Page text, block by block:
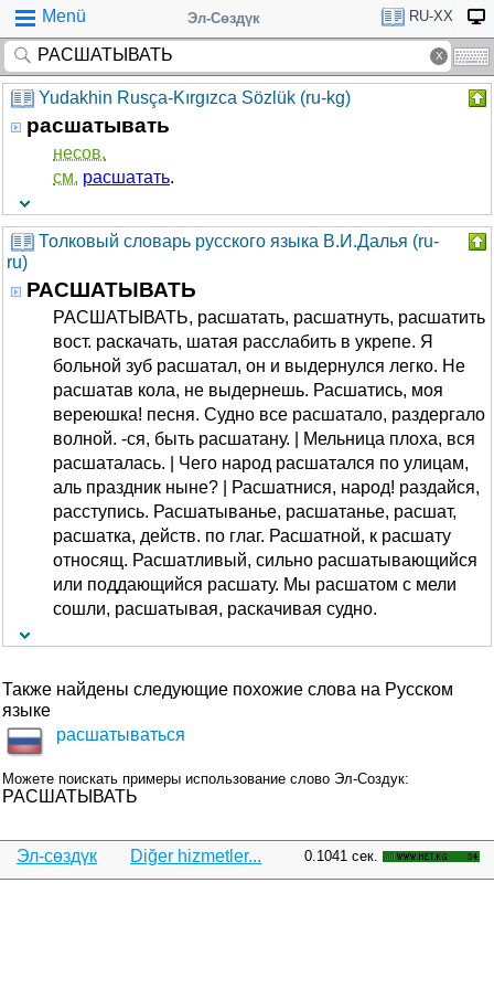
Menü Эл-Сөздүк RU-XX
Yudakhin Rusça-Kırgızca Sözlük (ru-kg)
расшатывать
несов.
см. расшатать.
Толковый словарь русского языка В.И.Далья (ru-
ru)
РАСШАТЫВАТЬ
РАСШАТЫВАТЬ, расшатать, расшатнуть, расшатить
вост. раскачать, шатая расслабить в укрепе. Я
больной зуб расшатал, он и выдернулся легко. Не
расшатав кола, не выдернешь. Расшатись, моя
вереюшка! песня. Судно все расшатало, раздергало
волной. -ся, быть расшатану. | Мельница плоха, вся
расшаталась. | Чего народ расшатался по улицам,
аль праздник ныне? | Расшатнися, народ! раздайся,
расступись. Расшатыванье, расшатанье, расшат,
расшатка, действ. по глаг. Расшатной, к расшату
относящ. Расшатливый, сильно расшатывающийся
или поддающийся расшату. Мы расшатом с мели
сошли, расшатывая, раскачивая судно.
Также найдены следующие похожие слова на Русском
языке
расшатываться
Можете поискать примеры использование слово Эл-Создук:
РАСШАТЫВАТЬ
Эл-сөздүк Diğer hizmetler... 0.1041 сек.